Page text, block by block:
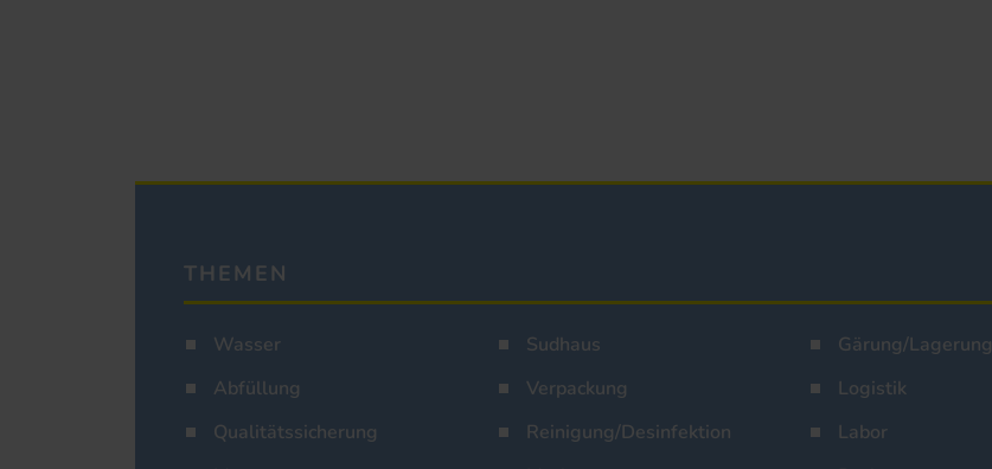
THEMEN
Wasser Sudhaus Gärung/Lagerung
Abfüllung
Verpackung Logistik
Qualitätssicherung
Reinigung/Desinfektion Labor